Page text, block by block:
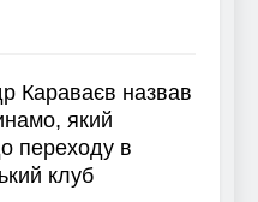
Караваєв назвав
який
переходу в
клуб